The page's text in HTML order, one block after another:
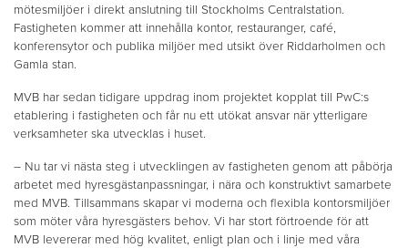
mötesmiljöer i direkt anslutning till Stockholms Centralstation.
Fastigheten kommer att innehålla kontor, restauranger, café,
konferensytor och publika miljöer med utsikt över Riddarholmen och
Gamla stan.
MVB har sedan tidigare uppdrag inom projektet kopplat till PwC:s
etablering i fastigheten och får nu ett utökat ansvar när ytterligare
verksamheter ska utvecklas i huset.
– Nu tar vi nästa steg i utvecklingen av fastigheten genom att påbörja
arbetet med hyresgästanpassningar, i nära och konstruktivt samarbete
med MVB. Tillsammans skapar vi moderna och flexibla kontorsmiljöer
som möter våra hyresgästers behov. Vi har stort förtroende för att
MVB levererar med hög kvalitet, enligt plan och i linje med våra